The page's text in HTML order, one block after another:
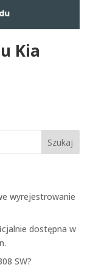
Kia
wyrejestrowanie
dostępna w
SW?